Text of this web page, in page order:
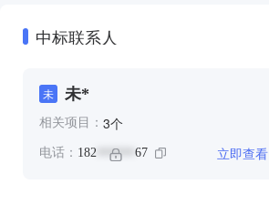
中标联系人
未 未*
相关项目： 3个
电话： 182 ****** 67 立即查看